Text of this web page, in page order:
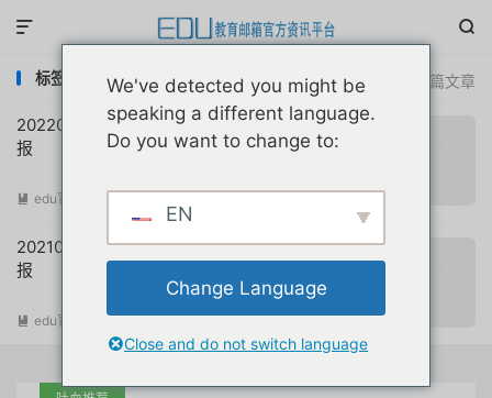


共 2 篇文章
标签：autocad教育版
20220108互联网教育优惠申请注册动态简
报
 edu官方简报
20210911互联网教育优惠申请注册动态简
报
 edu官方简报 阅读(1402)
We've detected you might be
speaking a different language.
Do you want to change to:
EN
Change Language
Close and do not switch language